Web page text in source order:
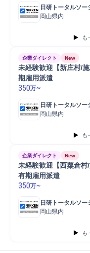
日研トータルソ
岡山県内
も
企業ダイレクト New
未経験歓迎【新庄村/
期雇用派遣
350万~
日研トータルソ
岡山県内
も
企業ダイレクト New
未経験歓迎【西粟倉
有期雇用派遣
350万~
日研トータルソ
岡山県内
も